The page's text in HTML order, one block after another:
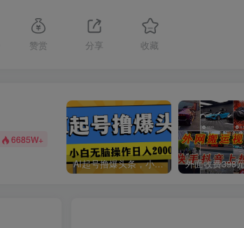
赞赏 分享 收藏
6685W+
AI起号撸爆头条，小白也能操作，日入2000+